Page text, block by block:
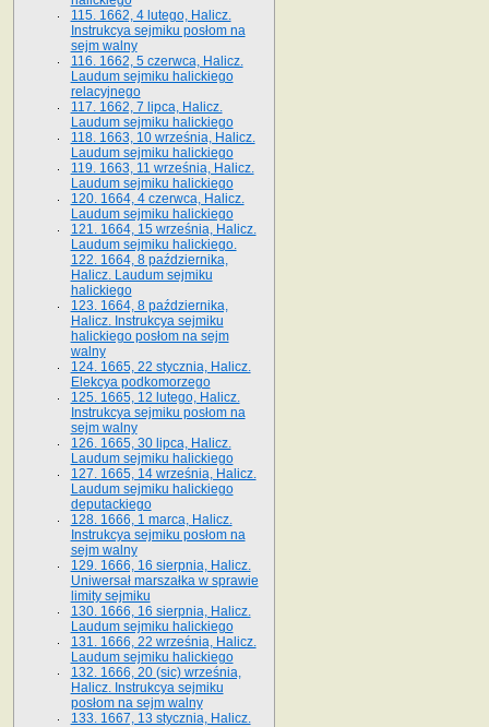
115. 1662, 4 lutego, Halicz.
Instrukcya sejmiku posłom na
sejm walny
116. 1662, 5 czerwca, Halicz.
Laudum sejmiku halickiego
relacyjnego
117. 1662, 7 lipca, Halicz.
Laudum sejmiku halickiego
118. 1663, 10 września, Halicz.
Laudum sejmiku halickiego
119. 1663, 11 września, Halicz.
Laudum sejmiku halickiego
120. 1664, 4 czerwca, Halicz.
Laudum sejmiku halickiego
121. 1664, 15 września, Halicz.
Laudum sejmiku halickiego.
122. 1664, 8 października,
Halicz. Laudum sejmiku
halickiego
123. 1664, 8 października,
Halicz. Instrukcya sejmiku
halickiego posłom na sejm
walny
124. 1665, 22 stycznia, Halicz.
Elekcya podkomorzego
125. 1665, 12 lutego, Halicz.
Instrukcya sejmiku posłom na
sejm walny
126. 1665, 30 lipca, Halicz.
Laudum sejmiku halickiego
127. 1665, 14 września, Halicz.
Laudum sejmiku halickiego
deputackiego
128. 1666, 1 marca, Halicz.
Instrukcya sejmiku posłom na
sejm walny
129. 1666, 16 sierpnia, Halicz.
Uniwersał marszałka w sprawie
limity sejmiku
130. 1666, 16 sierpnia, Halicz.
Laudum sejmiku halickiego
131. 1666, 22 września, Halicz.
Laudum sejmiku halickiego
132. 1666, 20 (sic) września,
Halicz. Instrukcya sejmiku
posłom na sejm walny
133. 1667, 13 stycznia, Halicz.